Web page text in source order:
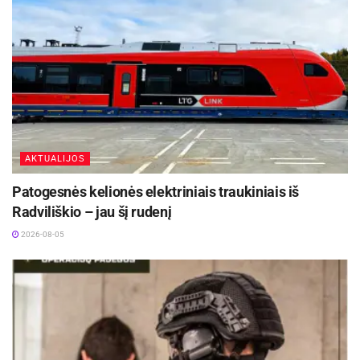
2026-08-07
Kėdainių Senamiesčio progimnazija ruošiasi
svarbiems pokyčiams
2026-08-07
Ščeponienė dalijasi patarimais, padėsiančiais
verslams tinkamai pasiruošti galimam
mokestiniam patikrinimui.
įrodymų patikimumą
Pirmasis žingsnis, kurio reikėtų imtis, norint
tinkamai pasiruošti potencialiam patikrinimui –
pasiruošti poziciją, sudokumentuoti įrodymus ir
AKTUALIJOS
Patogesnės kelionės elektriniais traukiniais iš
Radviliškio – jau šį rudenį
2026-08-05